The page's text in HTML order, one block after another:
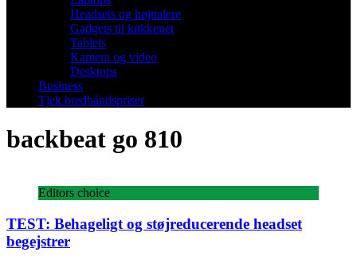
Headsets og højttalere
Gadgets til køkkenet
Tablets
Kamera og video
Desktops
Business
Tjek bredbåndspriser
backbeat go 810
Editors choice
TEST: Behageligt og støjreducerende headset
begejstrer